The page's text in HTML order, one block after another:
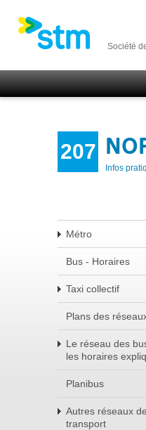
Société
207
Infos
Métro
Bus - Horaires
Taxi collectif
Plans des
Le réseau des
les horaires
Planibus
Autres réseaux de
transport